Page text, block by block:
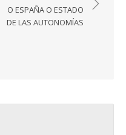
O ESPAÑA O ESTADO
DE LAS AUTONOMÍAS